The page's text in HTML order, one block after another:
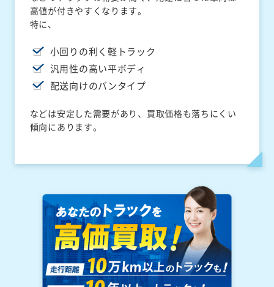
高値が付きやすくなります。
特に、
小回りの利く軽トラック
汎用性の高い平ボディ
配送向けのバンタイプ
などは安定した需要があり、買取価格も落ちにくい
傾向にあります。